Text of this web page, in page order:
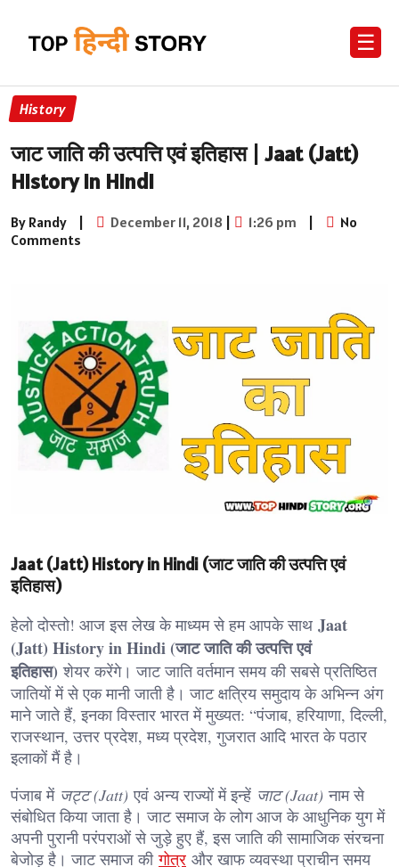
☰
History
जाट जाति की उत्पत्ति एवं इतिहास | Jaat (Jatt)
History in Hindi
By Randy | December 11, 2018 | 1:26 pm |
No
Comments
Jaat (Jatt) History in Hindi (जाट जाति की उत्पत्ति एवं
इतिहास)
हेलो दोस्तो! आज इस लेख के माध्यम से हम आपके साथ Jaat
(Jatt) History in Hindi (जाट जाति की उत्पत्ति एवं
इतिहास) शेयर करेंगे। जाट जाति वर्तमान समय की सबसे प्रतिष्ठित
जातियों में से एक मानी जाती है। जाट क्षत्रिय समुदाय के अभिन्न अंग
माने जाते हैं, इनका विस्तार भारत में मुख्यत: “पंजाब, हरियाणा, दिल्ली,
राजस्थान, उत्तर प्रदेश, मध्य प्रदेश, गुजरात आदि भारत के पठार
इलाकों मैं है।
पंजाब में जट्ट (Jatt) एवं अन्य राज्यों में इन्हें जाट (Jaat)नाम से
संबोधित किया जाता है। जाट समाज के लोग आज के आधुनिक युग में
अपनी पुरानी परंपराओं से जुड़े हुए हैं, इस जाति की सामाजिक संरचना
बेजोड़ है। जाट समाज कीगोत्र और खाफ व्यवस्था प्राचीन समय